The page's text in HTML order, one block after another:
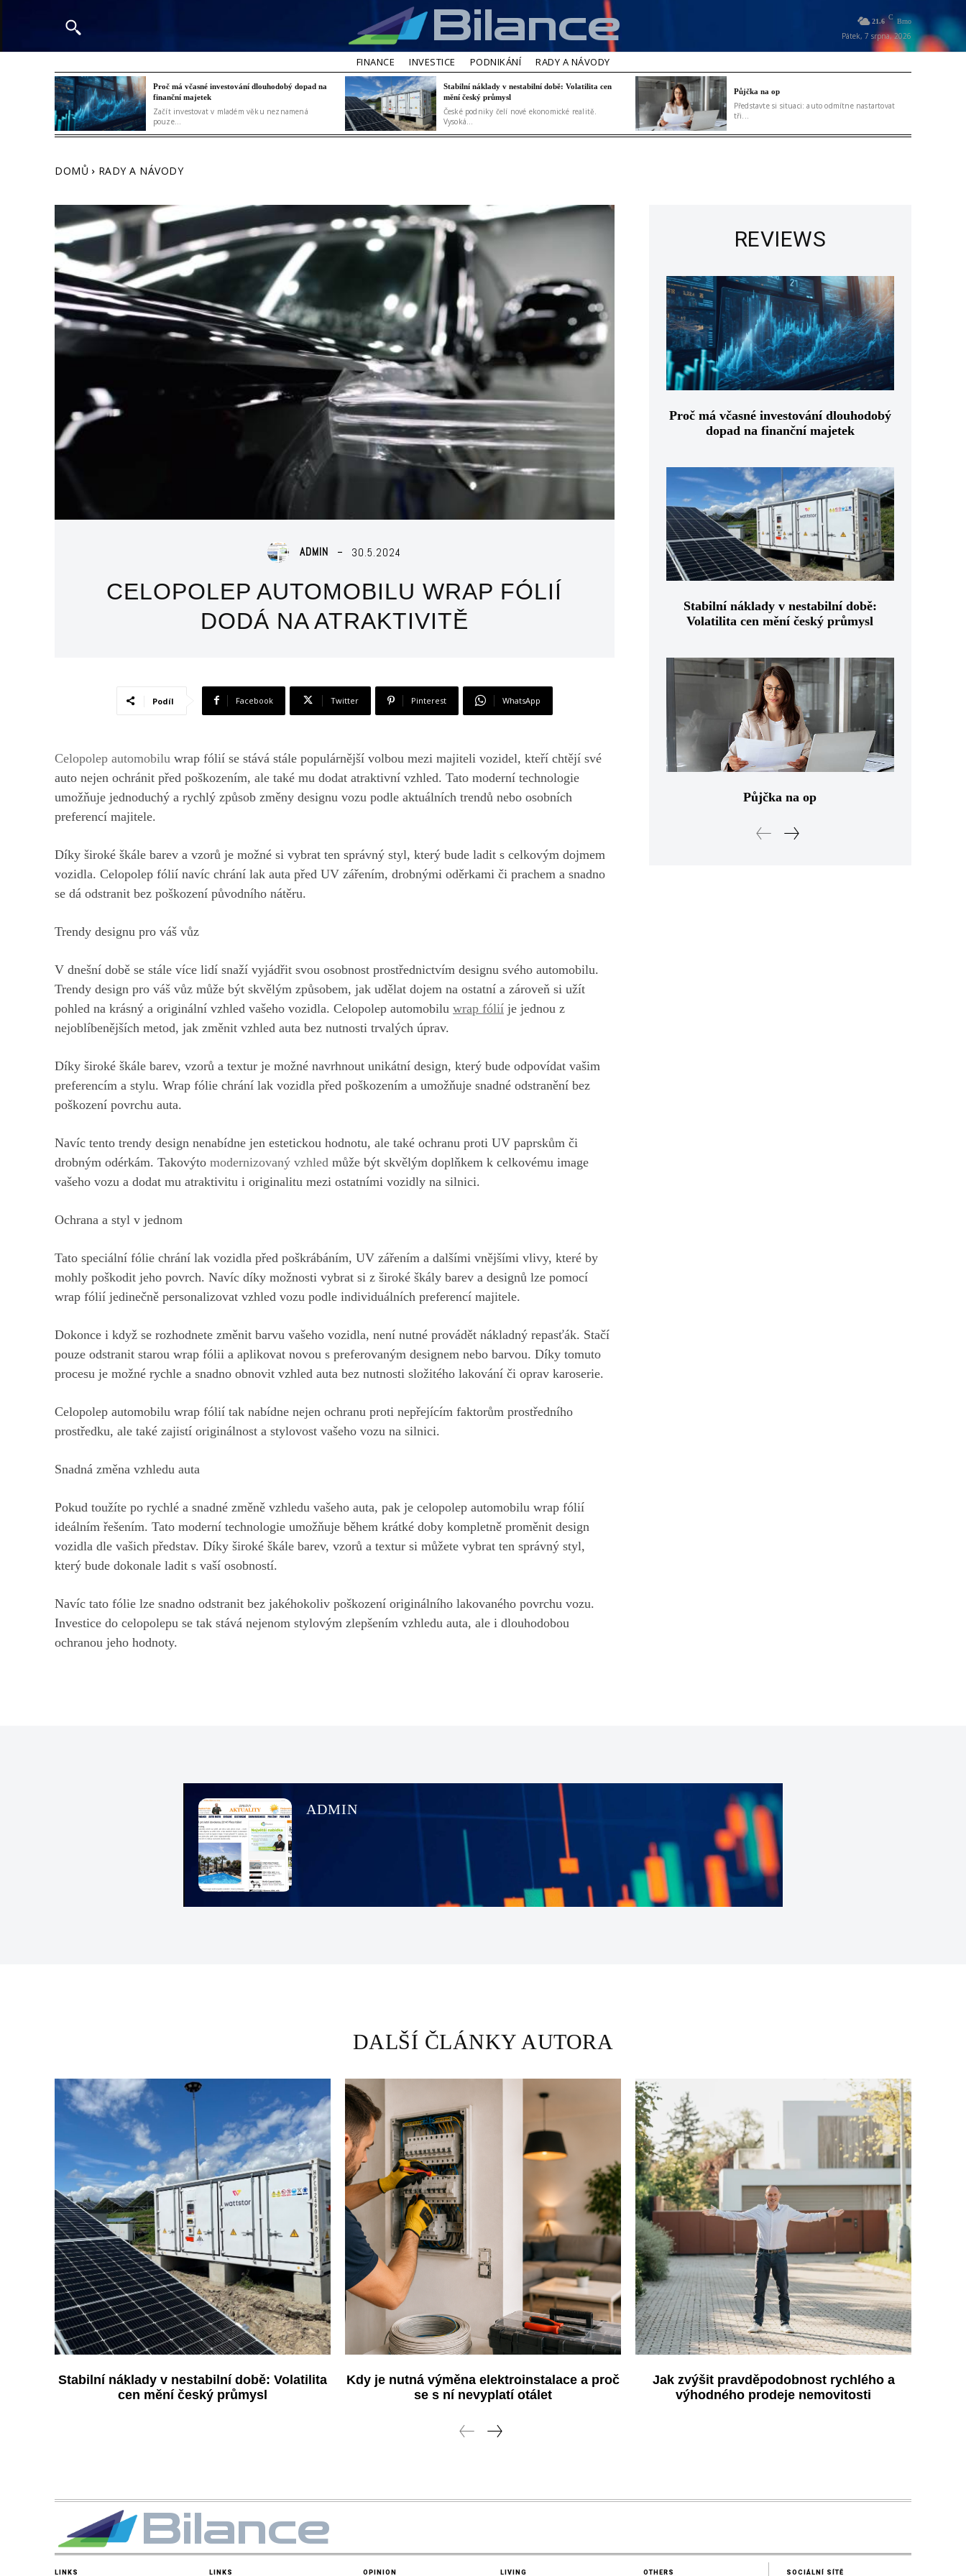
Bilance 21.6
C
Brno
Pátek, 7 srpna, 2026
FINANCE INVESTICE PODNIKÁNÍ RADY A NÁVODY
Proč má včasné investování dlouhodobý dopad na
finanční majetek
Začít investovat v mladém věku neznamená
pouze...
Stabilní náklady v nestabilní době: Volatilita cen
mění český průmysl
České podniky čelí nové ekonomické realitě.
Vysoká...
Půjčka na op
Představte si situaci: auto odmítne nastartovat
tři...
DOMŮ RADY A NÁVODY
ADMIN 30.5.2024
CELOPOLEP AUTOMOBILU WRAP FÓLIÍ
DODÁ NA ATRAKTIVITĚ
Podíl Facebook Twitter Pinterest WhatsApp
Celopolep automobilu wrap fólií se stává stále populárnější volbou mezi majiteli vozidel, kteří chtějí své
auto nejen ochránit před poškozením, ale také mu dodat atraktivní vzhled. Tato moderní technologie
umožňuje jednoduchý a rychlý způsob změny designu vozu podle aktuálních trendů nebo osobních
preferencí majitele.
Díky široké škále barev a vzorů je možné si vybrat ten správný styl, který bude ladit s celkovým dojmem
vozidla. Celopolep fólií navíc chrání lak auta před UV zářením, drobnými oděrkami či prachem a snadno
se dá odstranit bez poškození původního nátěru.
Trendy designu pro váš vůz
V dnešní době se stále více lidí snaží vyjádřit svou osobnost prostřednictvím designu svého automobilu.
Trendy design pro váš vůz může být skvělým způsobem, jak udělat dojem na ostatní a zároveň si užít
pohled na krásný a originální vzhled vašeho vozidla. Celopolep automobilu wrap fólií je jednou z
nejoblíbenějších metod, jak změnit vzhled auta bez nutnosti trvalých úprav.
Díky široké škále barev, vzorů a textur je možné navrhnout unikátní design, který bude odpovídat vašim
preferencím a stylu. Wrap fólie chrání lak vozidla před poškozením a umožňuje snadné odstranění bez
poškození povrchu auta.
Navíc tento trendy design nenabídne jen estetickou hodnotu, ale také ochranu proti UV paprskům či
drobným odérkám. Takovýto modernizovaný vzhled může být skvělým doplňkem k celkovému image
vašeho vozu a dodat mu atraktivitu i originalitu mezi ostatními vozidly na silnici.
Ochrana a styl v jednom
Tato speciální fólie chrání lak vozidla před poškrábáním, UV zářením a dalšími vnějšími vlivy, které by
mohly poškodit jeho povrch. Navíc díky možnosti vybrat si z široké škály barev a designů lze pomocí
wrap fólií jedinečně personalizovat vzhled vozu podle individuálních preferencí majitele.
Dokonce i když se rozhodnete změnit barvu vašeho vozidla, není nutné provádět nákladný repasťák. Stačí
pouze odstranit starou wrap fólii a aplikovat novou s preferovaným designem nebo barvou. Díky tomuto
procesu je možné rychle a snadno obnovit vzhled auta bez nutnosti složitého lakování či oprav karoserie.
Celopolep automobilu wrap fólií tak nabídne nejen ochranu proti nepřejícím faktorům prostředního
prostředku, ale také zajistí originálnost a stylovost vašeho vozu na silnici.
Snadná změna vzhledu auta
Pokud toužíte po rychlé a snadné změně vzhledu vašeho auta, pak je celopolep automobilu wrap fólií
ideálním řešením. Tato moderní technologie umožňuje během krátké doby kompletně proměnit design
vozidla dle vašich představ. Díky široké škále barev, vzorů a textur si můžete vybrat ten správný styl,
který bude dokonale ladit s vaší osobností.
Navíc tato fólie lze snadno odstranit bez jakéhokoliv poškození originálního lakovaného povrchu vozu.
Investice do celopolepu se tak stává nejenom stylovým zlepšením vzhledu auta, ale i dlouhodobou
ochranou jeho hodnoty.
REVIEWS
Proč má včasné investování dlouhodobý
dopad na finanční majetek
Stabilní náklady v nestabilní době:
Volatilita cen mění český průmysl
Půjčka na op
ADMIN
DALŠÍ ČLÁNKY AUTORA
Stabilní náklady v nestabilní době: Volatilita
cen mění český průmysl
Kdy je nutná výměna elektroinstalace a proč
se s ní nevyplatí otálet
Jak zvýšit pravděpodobnost rychlého a
výhodného prodeje nemovitosti
Bilance
LINKS LINKS OPINION LIVING OTHERS SOCIÁLNÍ SÍTĚ